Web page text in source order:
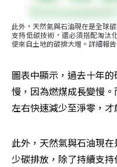
此外，天然氣與石油現在是全球
支持低碳技術，還必須搭配淘汰
使來自土地的碳排大增。詳細報
圖表中顯示，過去十年
慢，因為燃煤成長變慢
左右快速減少至淨零，
此外，天然氣與石油現
少碳排放，除了持續支